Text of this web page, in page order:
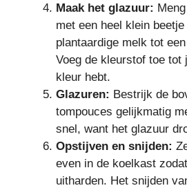
Maak het glazuur:
met een heel klein
plantaardige melk tot
Voeg de kleurstof toe tot
kleur hebt.
Glazuren: Bestrijk de
tompouces gelijkmatig
snel, want het glazuur
Opstijven en snijden:
even in de koelkast
uitharden. Het snijden